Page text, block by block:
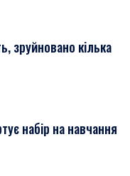
зруйновано кілька
набір на навчання